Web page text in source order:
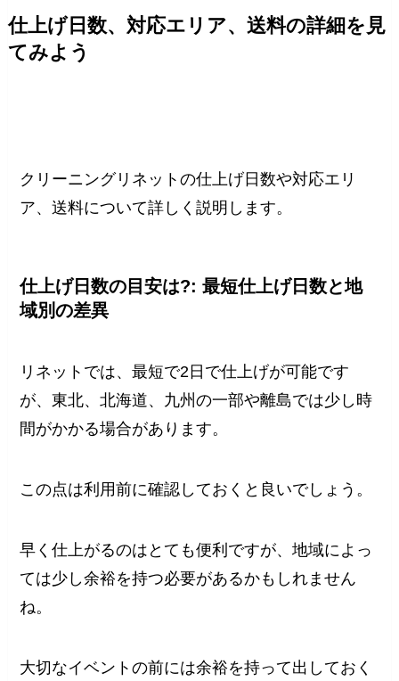
仕上げ日数、対応エリア、送料の詳細を見
てみよう
クリーニングリネットの仕上げ日数や対応エリ
ア、送料について詳しく説明します。
仕上げ日数の目安は?: 最短仕上げ日数と地
域別の差異
リネットでは、最短で2日で仕上げが可能です
が、東北、北海道、九州の一部や離島では少し時
間がかかる場合があります。
この点は利用前に確認しておくと良いでしょう。
早く仕上がるのはとても便利ですが、地域によっ
ては少し余裕を持つ必要があるかもしれません
ね。
大切なイベントの前には余裕を持って出しておく